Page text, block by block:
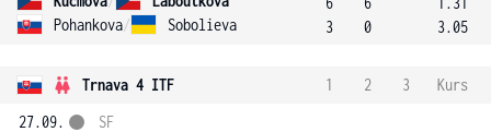
Pohankova/ Sobolieva
3
0
3.05
Trnava 4 ITF 1 2 3
Kurs
27.09.
SF